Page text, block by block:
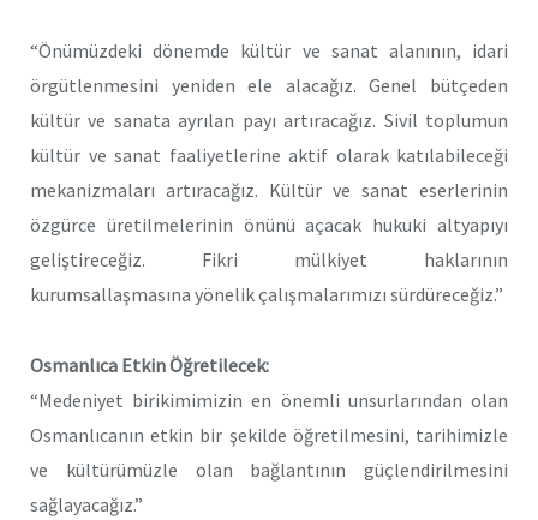
“Önümüzdeki dönemde kültür ve sanat alanının, idari
örgütlenmesini yeniden ele alacağız. Genel bütçeden
kültür ve sanata ayrılan payı artıracağız. Sivil toplumun
kültür ve sanat faaliyetlerine aktif olarak katılabileceği
mekanizmaları artıracağız. Kültür ve sanat eserlerinin
özgürce üretilmelerinin önünü açacak hukuki altyapıyı
geliştireceğiz. Fikri mülkiyet haklarının
kurumsallaşmasına yönelik çalışmalarımızı sürdüreceğiz.”
Osmanlıca Etkin Öğretilecek:
“Medeniyet birikimimizin en önemli unsurlarından olan
Osmanlıcanın etkin bir şekilde öğretilmesini, tarihimizle
ve kültürümüzle olan bağlantının güçlendirilmesini
sağlayacağız.”